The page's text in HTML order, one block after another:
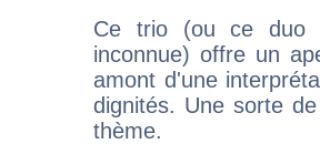
Ce trio (ou ce duo
inconnue) offre un
amont d'une
dignités. Une sorte
thème.